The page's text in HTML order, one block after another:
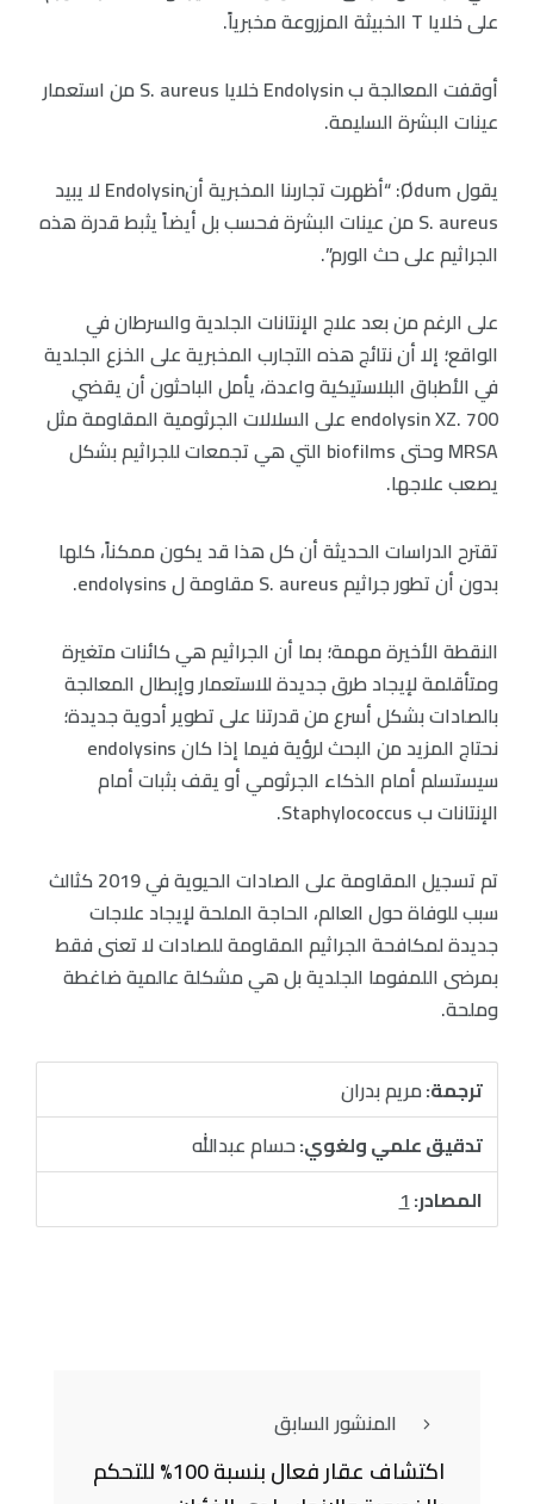
على خلايا T الخبيثة المزروعة مخبرياً.
أوقفت المعالجة ب Endolysin خلايا S. aureus من استعمار
عينات البشرة السليمة.
يقول Ødum: “أظهرت تجاربنا المخبرية أنEndolysin لا يبيد
S. aureus من عينات البشرة فحسب بل أيضاً يثبط قدرة هذه
الجراثيم على حث الورم”.
على الرغم من بعد علاج الإنتانات الجلدية والسرطان في
الواقع؛ إلا أن نتائج هذه التجارب المخبرية على الخزع الجلدية
في الأطباق البلاستيكية واعدة، يأمل الباحثون أن يقضي
endolysin XZ. 700 على السلالات الجرثومية المقاومة مثل
MRSA وحتى biofilms التي هي تجمعات للجراثيم بشكل
يصعب علاجها.
تقترح الدراسات الحديثة أن كل هذا قد يكون ممكناً، كلها
بدون أن تطور جراثيم S. aureus مقاومة ل endolysins.
النقطة الأخيرة مهمة؛ بما أن الجراثيم هي كائنات متغيرة
ومتأقلمة لإيجاد طرق جديدة للاستعمار وإبطال المعالجة
بالصادات بشكل أسرع من قدرتنا على تطوير أدوية جديدة؛
نحتاج المزيد من البحث لرؤية فيما إذا كان endolysins
سيستسلم أمام الذكاء الجرثومي أو يقف بثبات أمام
الإنتانات ب Staphylococcus.
تم تسجيل المقاومة على الصادات الحيوية في 2019 كثالث
سبب للوفاة حول العالم، الحاجة الملحة لإيجاد علاجات
جديدة لمكافحة الجراثيم المقاومة للصادات لا تعنى فقط
بمرضى اللمفوما الجلدية بل هي مشكلة عالمية ضاغطة
وملحة.
ترجمة:مريم بدران
تدقيق علمي ولغوي:حسام عبدالله
المصادر:1
المنشور السابق
اكتشاف عقار فعال بنسبة 100% للتحكم